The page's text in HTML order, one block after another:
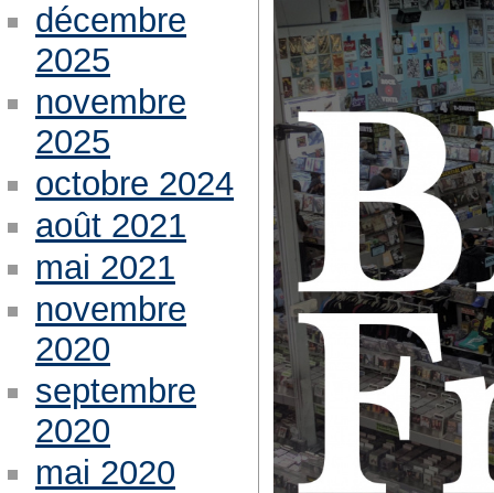
décembre
2025
novembre
2025
octobre 2024
août 2021
mai 2021
novembre
2020
septembre
2020
mai 2020